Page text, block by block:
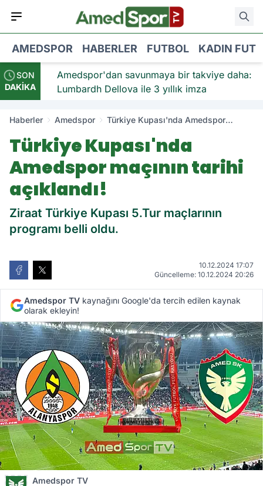
AMEDSPOR HABERLER FUTBOL KADIN
SON
DAKİKA
Amedspor'dan savunmaya bir takviye daha:
Lumbardh Dellova ile 3 yıllık imza
Haberler Amedspor
Türkiye Kupası'nda Amedspor
Türkiye Kupası'nda
Amedspor maçının tarihi
açıklandı!
Ziraat Türkiye Kupası 5.Tur maçlarının
programı belli oldu.
10.12.2024 17:07
Güncelleme: 10.12.2024 20:26
Amedspor TV kaynağını Google'da tercih edilen kaynak
olarak ekleyin!
Amedspor TV